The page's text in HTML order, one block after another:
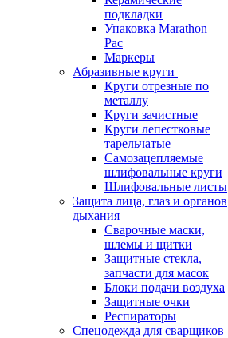
подкладки
Упаковка Marathon
Pac
Маркеры
Абразивные круги
Круги отрезные по
металлу
Круги зачистные
Круги лепестковые
тарельчатые
Самозацепляемые
шлифовальные круги
Шлифовальные листы
Защита лица, глаз и органов
дыхания
Сварочные маски,
шлемы и щитки
Защитные стекла,
запчасти для масок
Блоки подачи воздуха
Защитные очки
Респираторы
Спецодежда для сварщиков